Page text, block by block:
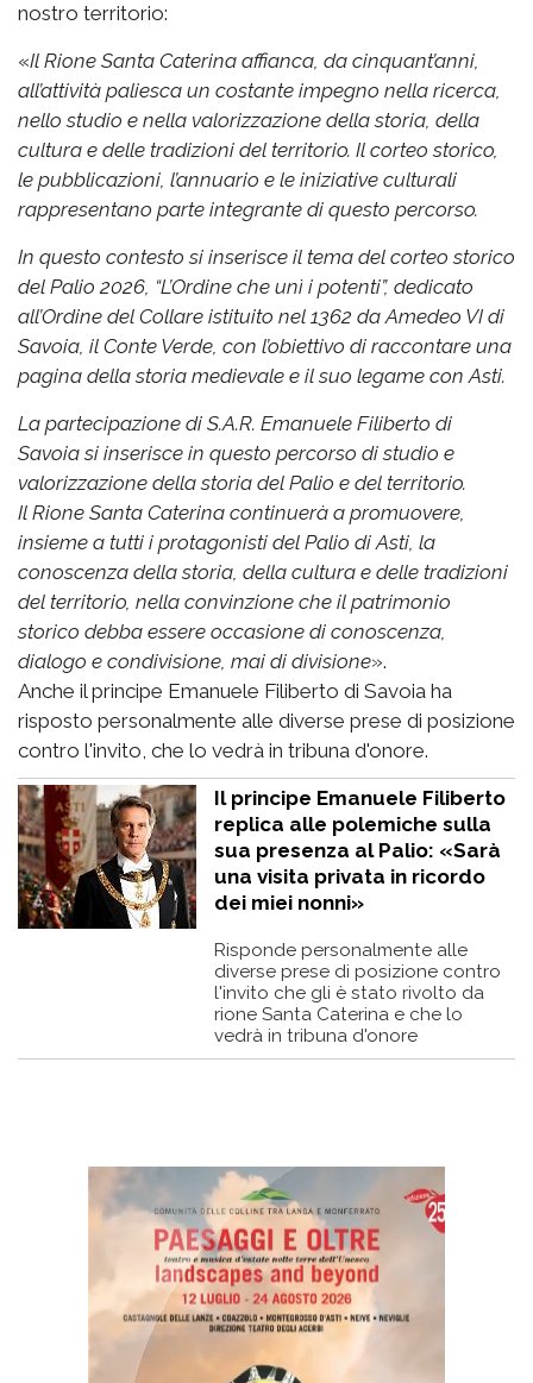
nostro territorio:
«Il Rione Santa Caterina affianca, da cinquant’anni,
all’attività paliesca un costante impegno nella ricerca,
nello studio e nella valorizzazione della storia, della
cultura e delle tradizioni del territorio. Il corteo storico,
le pubblicazioni, l’annuario e le iniziative culturali
rappresentano parte integrante di questo percorso.
In questo contesto si inserisce il tema del corteo storico
del Palio 2026, “L’Ordine che unì i potenti”, dedicato
all’Ordine del Collare istituito nel 1362 da Amedeo VI di
Savoia, il Conte Verde, con l’obiettivo di raccontare una
pagina della storia medievale e il suo legame con Asti.
La partecipazione di S.A.R. Emanuele Filiberto di
Savoia si inserisce in questo percorso di studio e
valorizzazione della storia del Palio e del territorio.
Il Rione Santa Caterina continuerà a promuovere,
insieme a tutti i protagonisti del Palio di Asti, la
conoscenza della storia, della cultura e delle tradizioni
del territorio, nella convinzione che il patrimonio
storico debba essere occasione di conoscenza,
dialogo e condivisione, mai di divisione».
Anche il principe Emanuele Filiberto di Savoia ha
risposto personalmente alle diverse prese di posizione
contro l'invito, che lo vedrà in tribuna d'onore.
Il principe Emanuele Filiberto
replica alle polemiche sulla
sua presenza al Palio: «Sarà
una visita privata in ricordo
dei miei nonni»
Risponde personalmente alle
diverse prese di posizione contro
l'invito che gli è stato rivolto da
rione Santa Caterina e che lo
vedrà in tribuna d'onore